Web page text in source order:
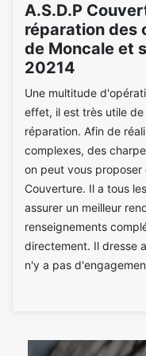
A.S.D.P
réparation des
de Moncale et
20214
Une multitude
effet, il est très utile
réparation. Afin de
complexes, des
on peut vous proposer
Couverture. Il a tous
assurer un meilleur
renseignements
directement. Il dresse
n'y a pas